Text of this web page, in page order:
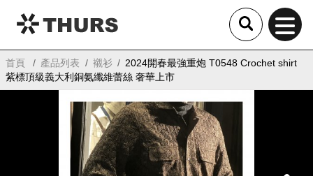
THURS
首頁 產品列表 襯衫
2024開春最強重炮 T0548 Crochet shirt
紫標頂級義大利銅氨纖維蕾絲 奢華上市